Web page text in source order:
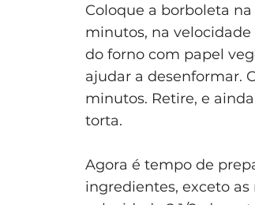
Coloque a borboleta
minutos, na
do forno com papel
ajudar a desenformar.
minutos. Retire, e
torta.
Agora é tempo de
ingredientes, exceto